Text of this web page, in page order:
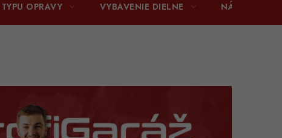
OPRAVY VYBAVENIE DIELNE NÁRADIE